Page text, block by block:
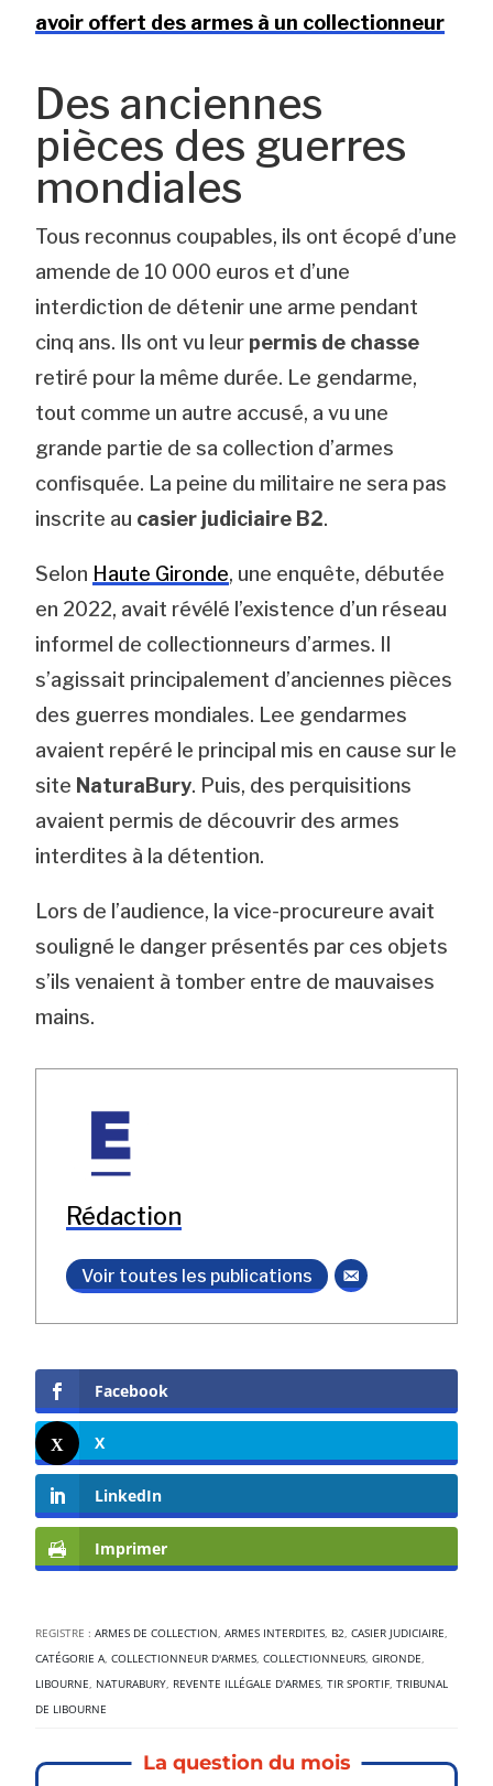
avoir offert des armes à un collectionneur
Des anciennes
pièces des guerres
mondiales
Tous reconnus coupables, ils ont écopé d’une
amende de 10 000 euros et d’une
interdiction de détenir une arme pendant
cinq ans. Ils ont vu leur permis de chasse
retiré pour la même durée. Le gendarme,
tout comme un autre accusé, a vu une
grande partie de sa collection d’armes
confisquée. La peine du militaire ne sera pas
inscrite au casier judiciaire B2.
Selon Haute Gironde, une enquête, débutée
en 2022, avait révélé l’existence d’un réseau
informel de collectionneurs d’armes. Il
s’agissait principalement d’anciennes pièces
des guerres mondiales. Lee gendarmes
avaient repéré le principal mis en cause sur le
site NaturaBury. Puis, des perquisitions
avaient permis de découvrir des armes
interdites à la détention.
Lors de l’audience, la vice-procureure avait
souligné le danger présentés par ces objets
s’ils venaient à tomber entre de mauvaises
mains.
Rédaction
Voir toutes les publications
Facebook
X
LinkedIn
Imprimer
REGISTRE :ARMES DE COLLECTION ,ARMES INTERDITES B2 ,CASIER JUDICIAIRE
CATÉGORIE A ,COLLECTIONNEUR D'ARMES ,COLLECTIONNEURS ,GIRONDE
LIBOURNE NATURABURY REVENTE ILLÉGALE D'ARMES ,TIR SPORTIF ,TRIBUNAL
DE LIBOURNE
La question du mois